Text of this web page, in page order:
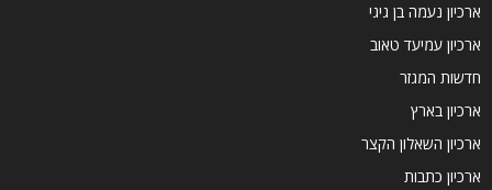
ארכיון נעמה בן גיגי
ארכיון עמיעד טאוב
חדשות המגזר
ארכיון בארץ
ארכיון השאלון הקצר
ארכיון כתבות